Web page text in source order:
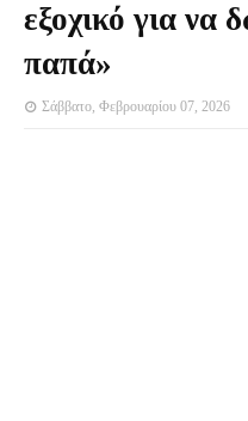
εξοχικό για να
παπά»
Σάββατο, Φεβρουαρίου 07, 2026